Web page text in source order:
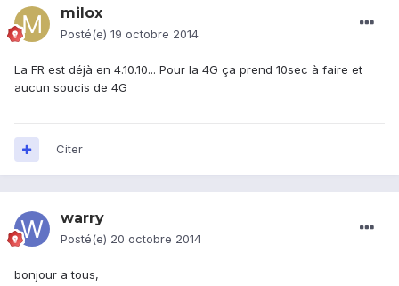
milox
Posté(e) 19 octobre 2014
La FR est déjà en 4.10.10... Pour la 4G ça prend 10sec à faire et
aucun soucis de 4G
Citer
warry
Posté(e) 20 octobre 2014
bonjour a tous,